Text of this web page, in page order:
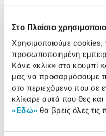
Στο Πλαίσιο
Χρησιμοποιούμε
προσωποποιημένη
Κάνε «κλικ» στο κουμπί
μας να προσαρμόσουμε
στο περιεχόμενο που σε
κλίκαρε αυτά που θες
«Εδώ» θα βρεις όλες τις
Αδιάβροχη:
Αριθμός κεφαλών:
Αναλυτική
παρουσίαση